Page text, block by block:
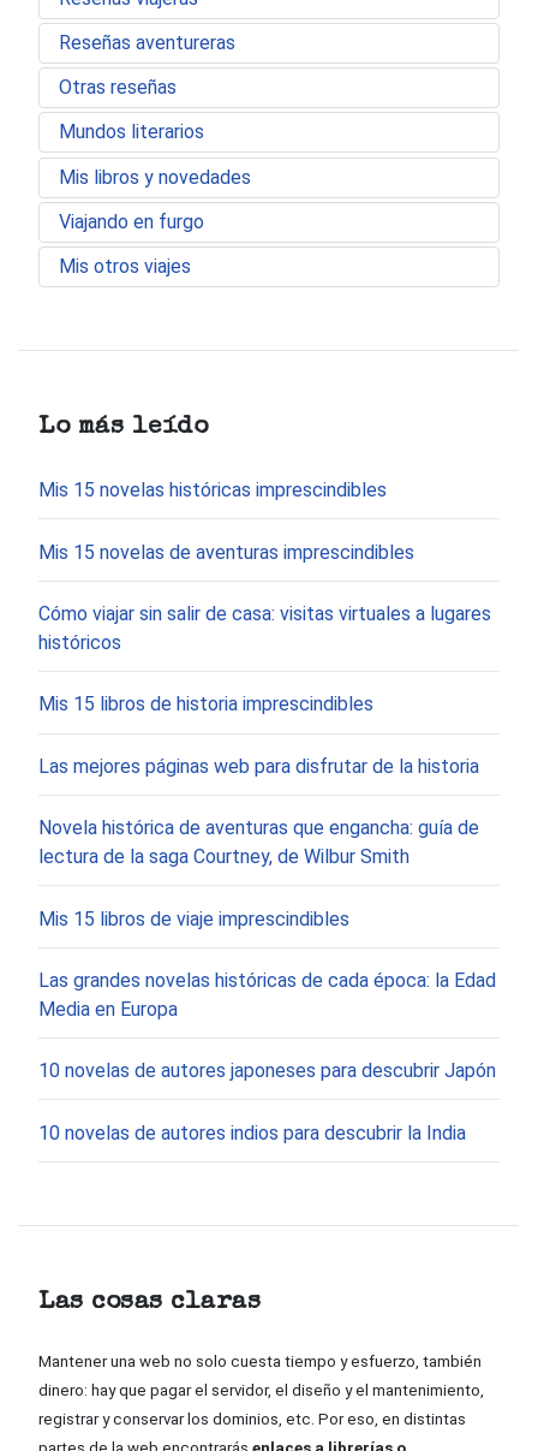
Reseñas aventureras
Otras reseñas
Mundos literarios
Mis libros y novedades
Viajando en furgo
Mis otros viajes
Lo más leído
Mis 15 novelas históricas imprescindibles
Mis 15 novelas de aventuras imprescindibles
Cómo viajar sin salir de casa: visitas virtuales a lugares
históricos
Mis 15 libros de historia imprescindibles
Las mejores páginas web para disfrutar de la historia
Novela histórica de aventuras que engancha: guía de
lectura de la saga Courtney, de Wilbur Smith
Mis 15 libros de viaje imprescindibles
Las grandes novelas históricas de cada época: la Edad
Media en Europa
10 novelas de autores japoneses para descubrir Japón
10 novelas de autores indios para descubrir la India
Las cosas claras
Mantener una web no solo cuesta tiempo y esfuerzo, también
dinero: hay que pagar el servidor, el diseño y el mantenimiento,
registrar y conservar los dominios, etc. Por eso, en distintas